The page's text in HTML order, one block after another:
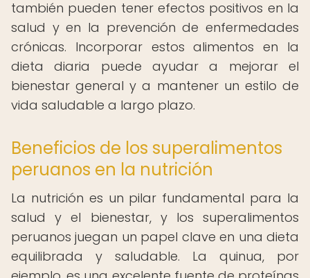
también pueden tener efectos positivos en la
salud y en la prevención de enfermedades
crónicas. Incorporar estos alimentos en la
dieta diaria puede ayudar a mejorar el
bienestar general y a mantener un estilo de
vida saludable a largo plazo.
Beneficios de los superalimentos
peruanos en la nutrición
La nutrición es un pilar fundamental para la
salud y el bienestar, y los superalimentos
peruanos juegan un papel clave en una dieta
equilibrada y saludable. La quinua, por